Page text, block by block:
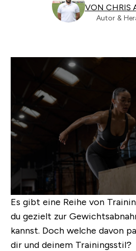
VON CHRIS
Autor &
Es gibt eine Reihe von
du gezielt zur
kannst. Doch welche davon
dir und deinem Trainingsstil?